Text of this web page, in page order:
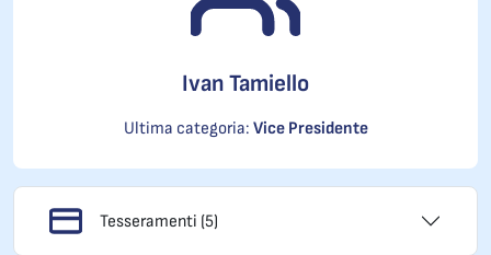
Ivan Tamiello
Ultima categoria: Vice Presidente
Tesseramenti (5)